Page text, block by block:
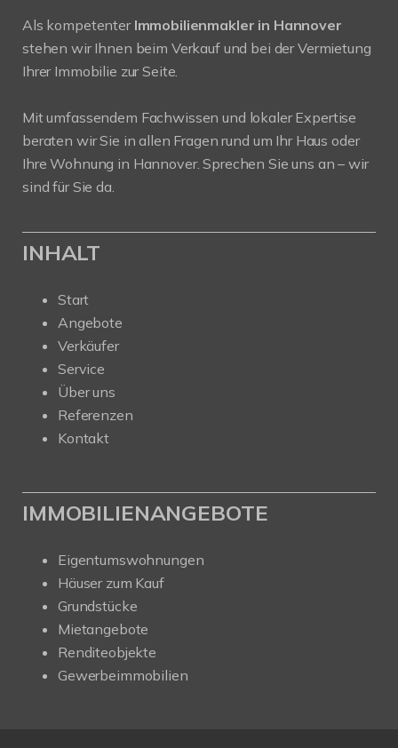
Als kompetenter Immobilienmakler in Hannover
stehen wir Ihnen beim Verkauf und bei der Vermietung
Ihrer Immobilie zur Seite.
Mit umfassendem Fachwissen und lokaler Expertise
beraten wir Sie in allen Fragen rund um Ihr Haus oder
Ihre Wohnung in Hannover. Sprechen Sie uns an – wir
sind für Sie da.
INHALT
Start
Angebote
Verkäufer
Service
Über uns
Referenzen
Kontakt
IMMOBILIENANGEBOTE
Eigentumswohnungen
Häuser zum Kauf
Grundstücke
Mietangebote
Renditeobjekte
Gewerbeimmobilien